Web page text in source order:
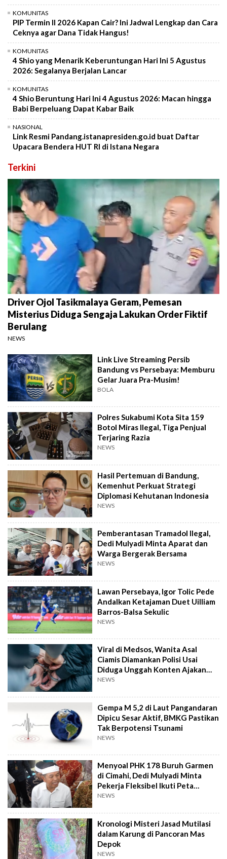
KOMUNITAS
PIP Termin II 2026 Kapan Cair? Ini Jadwal Lengkap dan Cara
Ceknya agar Dana Tidak Hangus!
KOMUNITAS
4 Shio yang Menarik Keberuntungan Hari Ini 5 Agustus
2026: Segalanya Berjalan Lancar
KOMUNITAS
4 Shio Beruntung Hari Ini 4 Agustus 2026: Macan hingga
Babi Berpeluang Dapat Kabar Baik
NASIONAL
Link Resmi Pandang.istanapresiden.go.id buat Daftar
Upacara Bendera HUT RI di Istana Negara
Terkini
Driver Ojol Tasikmalaya Geram, Pemesan
Misterius Diduga Sengaja Lakukan Order Fiktif
Berulang
NEWS
Link Live Streaming Persib
Bandung vs Persebaya: Memburu
Gelar Juara Pra-Musim!
BOLA
Polres Sukabumi Kota Sita 159
Botol Miras Ilegal, Tiga Penjual
Terjaring Razia
NEWS
Hasil Pertemuan di Bandung,
Kemenhut Perkuat Strategi
Diplomasi Kehutanan Indonesia
NEWS
Pemberantasan Tramadol Ilegal,
Dedi Mulyadi Minta Aparat dan
Warga Bergerak Bersama
NEWS
Lawan Persebaya, Igor Tolic Pede
Andalkan Ketajaman Duet Uilliam
Barros-Balsa Sekulic
NEWS
Viral di Medsos, Wanita Asal
Ciamis Diamankan Polisi Usai
Diduga Unggah Konten Ajakan
Demo
NEWS
Gempa M 5,2 di Laut Pangandaran
Dipicu Sesar Aktif, BMKG Pastikan
Tak Berpotensi Tsunami
NEWS
Menyoal PHK 178 Buruh Garmen
di Cimahi, Dedi Mulyadi Minta
Pekerja Fleksibel Ikuti Peta
Industri
NEWS
Kronologi Misteri Jasad Mutilasi
dalam Karung di Pancoran Mas
Depok
NEWS